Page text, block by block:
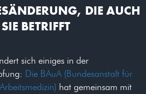
DIE AUCH
SIE BETRIFFT​
sich einiges in der
Die BAuA (Bundesanstalt für
hat gemeinsam mit